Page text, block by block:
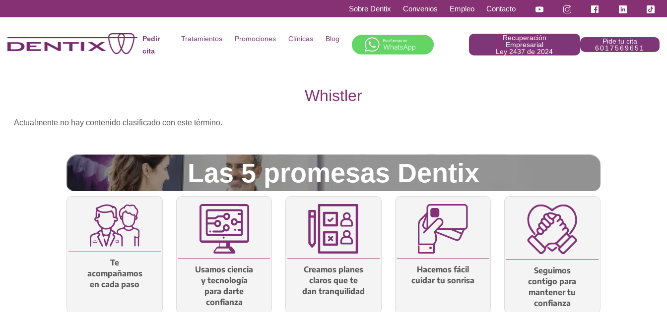
Sobre Dentix Convenios Empleo Contacto
Recuperación
Empresarial
Ley 2437 de 2024
Pide tu cita
6017569651
Pedir
cita
Tratamientos Promociones Clínicas Blog
Whistler
Actualmente no hay contenido clasificado con este término.
Las 5 promesas Dentix
Te
acompañamos
en cada paso
Usamos ciencia
y tecnología
para darte
confianza
Creamos planes
claros que te
dan tranquilidad
Hacemos fácil
cuidar tu sonrisa
Seguimos
contigo para
mantener tu
confianza